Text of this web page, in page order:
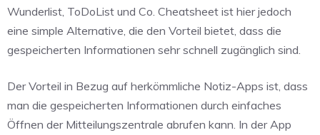
Wunderlist, ToDoList und Co. Cheatsheet ist hier jedoch
eine simple Alternative, die den Vorteil bietet, dass die
gespeicherten Informationen sehr schnell zugänglich sind.
Der Vorteil in Bezug auf herkömmliche Notiz-Apps ist, dass
man die gespeicherten Informationen durch einfaches
Öffnen der Mitteilungszentrale abrufen kann. In der App